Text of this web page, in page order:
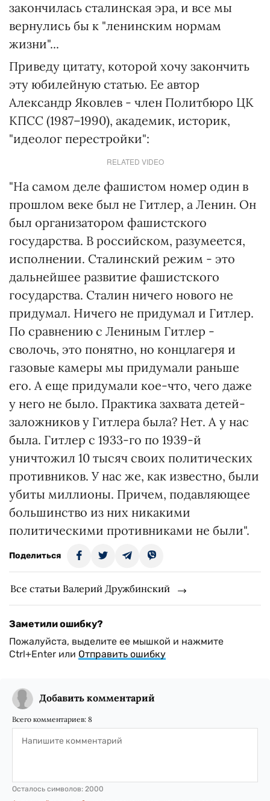
закончилась сталинская эра, и все мы
вернулись бы к "ленинским нормам
жизни"...
Приведу цитату, которой хочу закончить
эту юбилейную статью. Ее автор
Александр Яковлев - член Политбюро ЦК
КПСС (1987–1990), академик, историк,
"идеолог перестройки":
RELATED VIDEO
"На самом деле фашистом номер один в
прошлом веке был не Гитлер, а Ленин. Он
был организатором фашистского
государства. В российском, разумеется,
исполнении. Сталинский режим - это
дальнейшее развитие фашистского
государства. Сталин ничего нового не
придумал. Ничего не придумал и Гитлер.
По сравнению с Лениным Гитлер -
сволочь, это понятно, но концлагеря и
газовые камеры мы придумали раньше
его. А еще придумали кое-что, чего даже
у него не было. Практика захвата детей-
заложников у Гитлера была? Нет. А у нас
была. Гитлер с 1933-го по 1939-й
уничтожил 10 тысяч своих политических
противников. У нас же, как известно, были
убиты миллионы. Причем, подавляющее
большинство из них никакими
политическими противниками не были".
Поделиться
Все статьи Валерий Дружбинский
Заметили ошибку?
Пожалуйста, выделите ее мышкой и нажмите
Ctrl+Enter или Отправить ошибку
Добавить комментарий
Всего комментариев: 8
Осталось символов: 2000